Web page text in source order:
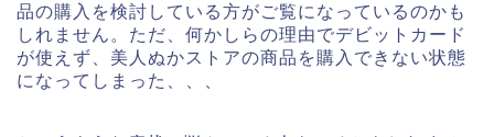
品の購入を検討している方がご覧になっているのかも
しれません。ただ、何かしらの理由でデビットカード
が使えず、美人ぬかストアの商品を購入できない状態
になってしまった、、、